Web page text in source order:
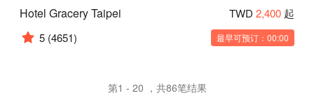
Hotel Gracery Taipei TWD 2,400 起
5 (4651) 最早可预订：00:00
第1 - 20 ，共86笔结果